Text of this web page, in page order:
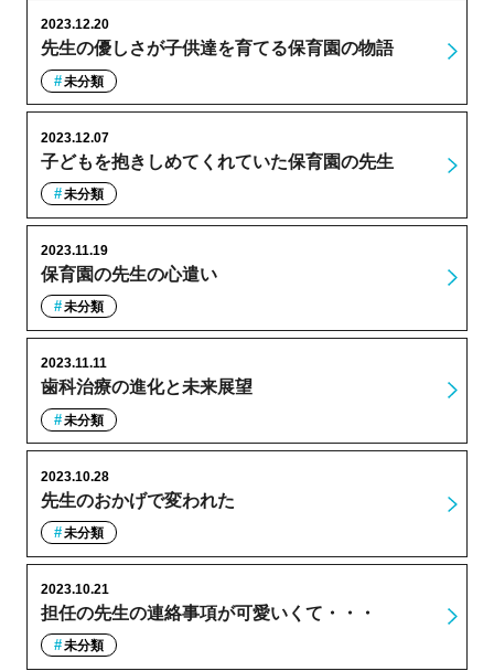
先生の優しさが子供達を育てる保育園の物語
2023.12.20
未分類
子どもを抱きしめてくれていた保育園の先生
2023.12.07
未分類
保育園の先生の心遣い
2023.11.19
未分類
歯科治療の進化と未来展望
2023.11.11
未分類
先生のおかげで変われた
2023.10.28
未分類
担任の先生の連絡事項が可愛いくて・・・
2023.10.21
未分類